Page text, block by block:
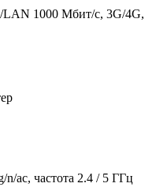
1000 Мбит/с, 3G/4G,
n/ac, частота 2.4 / 5 ГГц